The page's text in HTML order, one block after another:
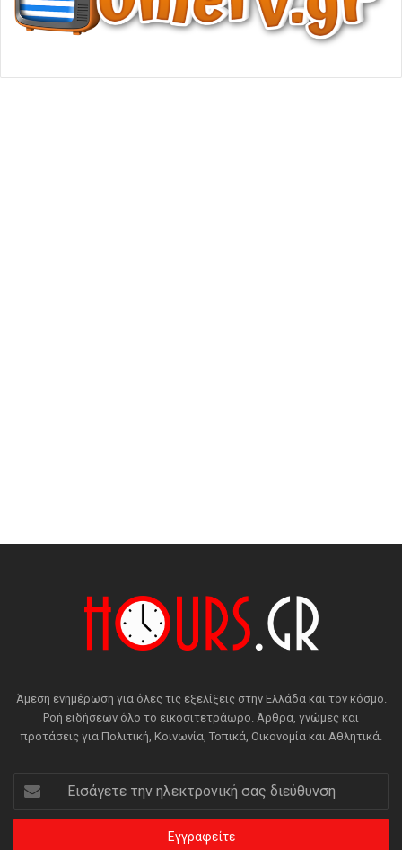
Άμεση ενημέρωση για όλες τις εξελίξεις στην Ελλάδα και τον κόσμο.
Ροή ειδήσεων όλο το εικοσιτετράωρο. Άρθρα, γνώμες και
προτάσεις για Πολιτική, Κοινωνία, Τοπικά, Οικονομία και Αθλητικά.
Εισάγετε
την
ηλεκτρονική